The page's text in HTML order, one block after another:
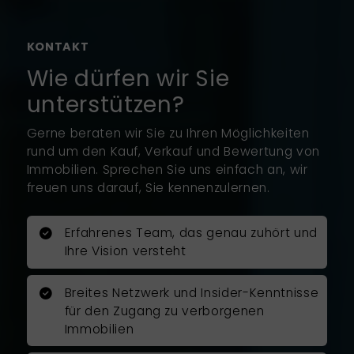
realistisch und konnte im
Abschluss auch erreicht werden.
Mit großer Professionalität führte
er sorgfältig und umsichtig den
Verkauf durch. Er erarbeite ein
überzeugendes Exposé mit Fotos
von einem professionellen
Herr Rosenboom war jederzeit für
mich erreichbar und nahm sich bei
allen großen und kleinen Fragen
Zeit, um mich zu unterstützen. Er
führte den Immobilienverkauf
zügig, zu den vereinbarten
Terminen und zu meiner vollsten
KONTAKT
Wie dürfen wir Sie
unterstützen?
Gerne beraten wir Sie zu Ihren Möglichkeiten
rund um den Kauf, Verkauf und Bewertung von
Immobilien. Sprechen Sie uns einfach an, wir
freuen uns darauf, Sie kennenzulernen.
Erfahrenes Team, das genau zuhört und
Ihre Vision versteht
Breites Netzwerk und Insider-Kenntnisse
für den Zugang zu verborgenen
Immobilien